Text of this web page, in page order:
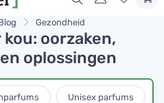
Gezondheid
oorzaken,
oplossingen
Unisex parfums